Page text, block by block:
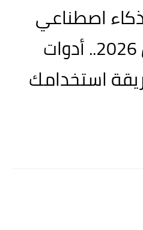
اصطناعي
مجانية للموبايل 2026.. أدوات
استخدامك